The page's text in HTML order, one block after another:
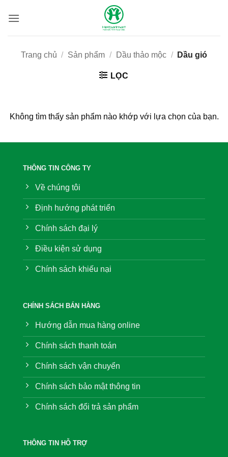
qua
Trang chủ / Sản phẩm / Dầu thảo mộc / Dầu gió
LỌC
Không tìm thấy sản phẩm nào khớp với lựa chọn của bạn.
THÔNG TIN CÔNG TY
Về chúng tôi
Định hướng phát triển
Chính sách đại lý
Điều kiện sử dụng
Chính sách khiếu nại
CHÍNH SÁCH BÁN HÀNG
Hướng dẫn mua hàng online
Chính sách thanh toán
Chính sách vận chuyển
Chính sách bảo mật thông tin
Chính sách đổi trả sản phẩm
THÔNG TIN HỖ TRỢ